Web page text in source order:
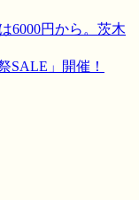
6000円から。茨木
SALE」開催！